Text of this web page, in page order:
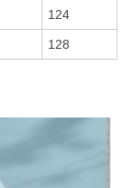
124
128